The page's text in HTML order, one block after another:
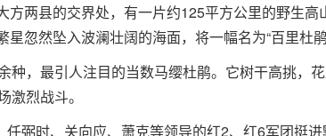
方两县的交界处，有一片约125平方公里的野生
忽然坠入波澜壮阔的海面，将一幅名为“百里杜
种，最引人注目的当数马缨杜鹃。它树干高挑，
激烈战斗。
任弼时、关向应、萧克等领导的红2、红6军团挺